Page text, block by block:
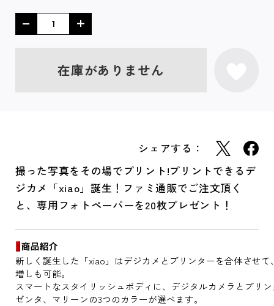
在庫がありません
シェアする：
撮った写真をその場でプリント!プリントできるデ
ジカメ「xiao」誕生！ファミ通販でご注文頂く
と、専用フォトペーパーを20枚プレゼント！
新しく誕生した「xiao」はデジカメとプリンターを合体させ
増しも可能。
スマートなスタイリッシュボディに、デジタルカメラとプリ
ゼンタ、マリーンの3つのカラーが選べます。